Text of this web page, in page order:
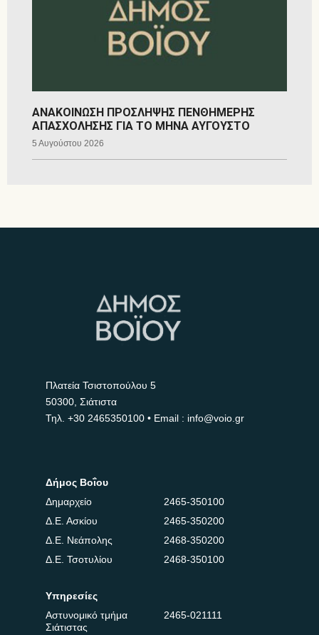
ΑΝΑΚΟΙΝΩΣΗ ΠΡΟΣΛΗΨΗΣ ΠΕΝΘΗΜΕΡΗΣ
ΑΠΑΣΧΟΛΗΣΗΣ ΓΙΑ ΤΟ ΜΗΝΑ ΑΥΓΟΥΣΤΟ
5 Αυγούστου 2026
Πλατεία Τσιστοπούλου 5
50300, Σιάτιστα
Τηλ. +30 2465350100 • Email : info@voio.gr
Δήμος Βοΐου
Δημαρχείο
2465-350100
Δ.Ε. Ασκίου
2465-350200
Δ.Ε. Νεάπολης
2468-350200
Δ.Ε. Τσοτυλίου
2468-350100
Υπηρεσίες
Αστυνομικό τμήμα
Σιάτιστας
2465-021111